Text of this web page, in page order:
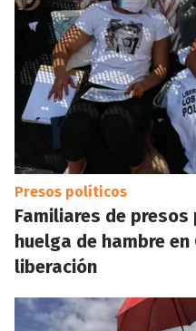
Presos políticos
Familiares de
huelga de hambre
liberación